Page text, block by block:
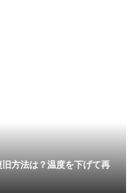
方法は？温度を下げて再